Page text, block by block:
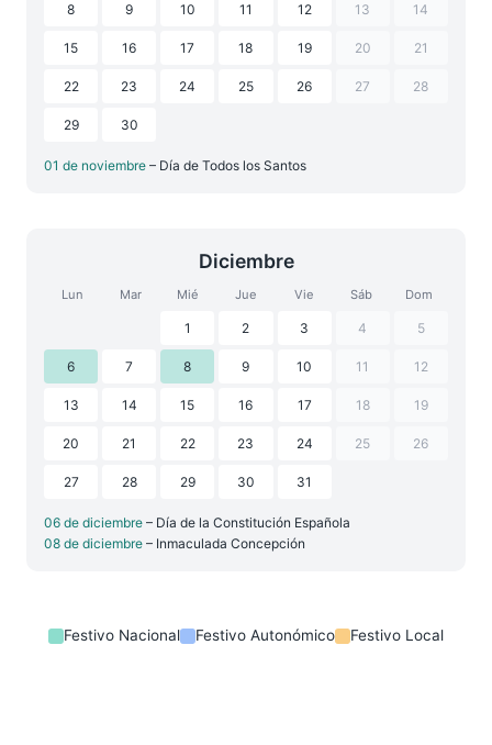
8 9 10 11 12 13 14
15 16 17 18 19 20 21
22 23 24 25 26 27 28
29 30
01 de noviembre – Día de Todos los Santos
Diciembre
Lun Mar Mié Jue Vie Sáb Dom
1 2 3 4 5
6 7 8 9 10 11 12
13 14 15 16 17 18 19
20 21 22 23 24 25 26
27 28 29 30 31
06 de diciembre – Día de la Constitución Española
08 de diciembre – Inmaculada Concepción
Festivo Nacional Festivo Autonómico Festivo Local